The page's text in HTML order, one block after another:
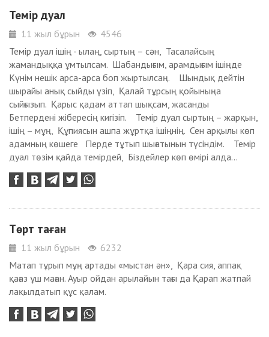
Темір дуал
11 жыл бұрын
4546
Темір дуал ішің - ылаң, сыртың – сән, Тасалайсың
жамандыққа ұмтылсам. Шабандығым, арамдығым ішіңде
Күнім нешік арса-арса боп жыртылсаң. Шындық дейтін
шырайы анық сыйды үзіп, Қалай тұрсың қойыныңа
сыйғызып. Қарыс қадам аттап шықсам, жасанды
Бетпердені жібересің кигізіп. Темір дуал сыртың – жарқын,
ішің – мұң, Құпиясын ашпа жұртқа ішіңнің. Сен арқылы көп
адамның көшеге Перде тұтып шығатынын түсіндім. Темір
дуал төзім қайда темірдей, Біздейлер көп өмірі алда...
Төрт таған
11 жыл бұрын
6232
Матап тұрып мұң артады «мыстан ән», Қара сия, аппақ
қағаз ұш маған. Ауыр ойдан арылайын тағы да Қарап жатпай
лақылдатып құс қалам.